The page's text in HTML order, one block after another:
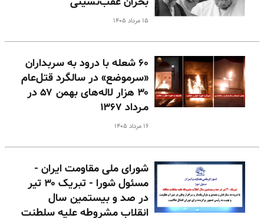
۱۵ مرداد ۱۴۰۵
۶۰ شعله با درود به سربداران
«سرموضع» در سالگرد قتل‌عام
۳۰ هزار لاله‌های بهمن ۵۷ در
مـرداد ۱۳۶۷
۱۶ مرداد ۱۴۰۵
شورای ملی مقاومت ایران -
مسئول شورا - تبریک ۳۰ تیر
در صد و بیستمین سال
انقلاب مشروطه علیه سلطنت